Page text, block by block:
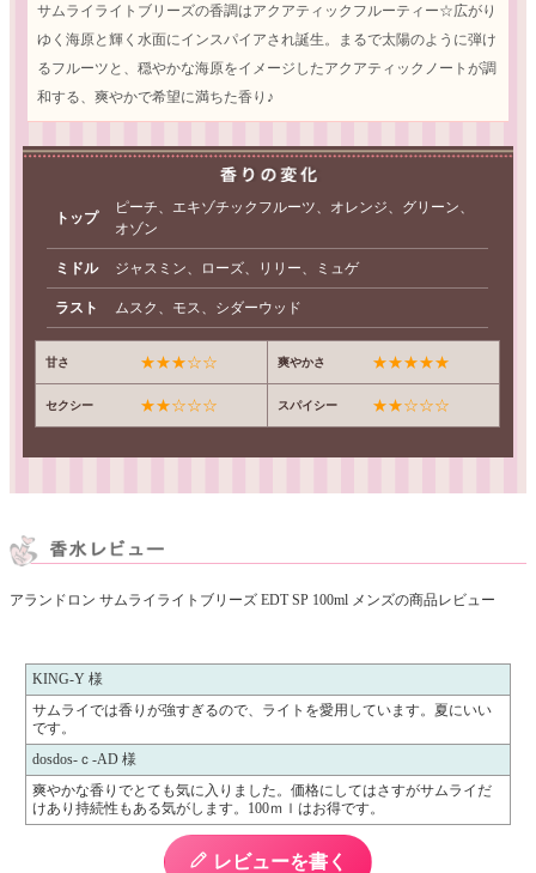
サムライライトブリーズの香調はアクアティックフルーティー☆広がり
ゆく海原と輝く水面にインスパイアされ誕生。まるで太陽のように弾け
るフルーツと、穏やかな海原をイメージしたアクアティックノートが調
和する、爽やかで希望に満ちた香り♪
トップ
ピーチ、エキゾチックフルーツ、オレンジ、グリーン、
オゾン
ミドル ジャスミン、ローズ、リリー、ミュゲ
ラスト ムスク、モス、シダーウッド
甘さ ★★★☆☆ 爽やかさ ★★★★★
セクシー ★★☆☆☆ スパイシー ★★☆☆☆
アランドロン サムライライトブリーズ EDT SP 100ml メンズの商品レビュー
KING-Y 様
サムライでは香りが強すぎるので、ライトを愛用しています。夏にいい
です。
dosdos-ｃ-AD 様
爽やかな香りでとても気に入りました。価格にしてはさすがサムライだ
けあり持続性もある気がします。100ｍｌはお得です。
レビューを書く